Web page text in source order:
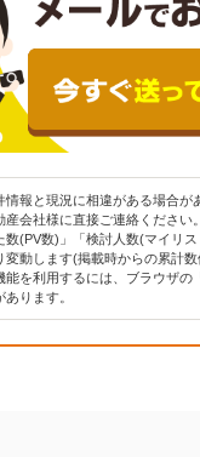
報と現況に相違がある場合が
会社様に直接ご連絡ください。
(PV数)」「検討人数(マイリ
動します(掲載時からの累計数
を利用するには、ブラウザの
ります。